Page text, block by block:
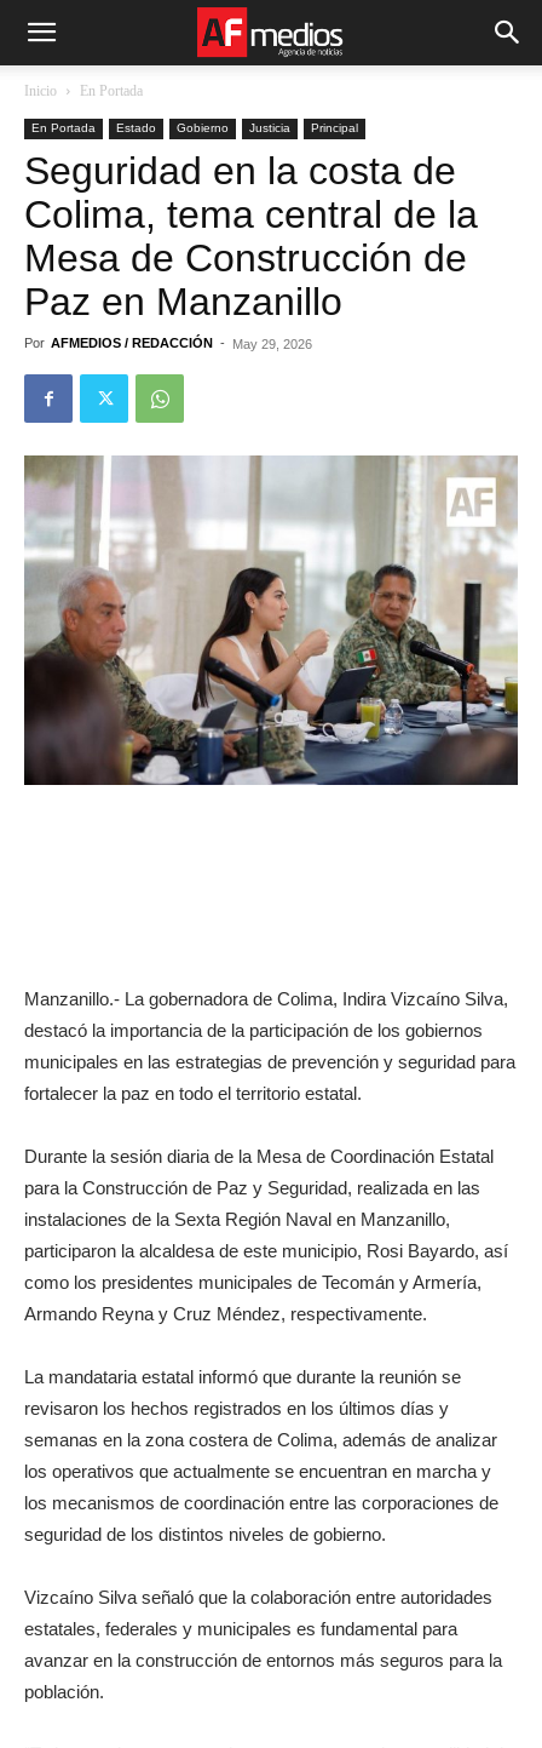
Inicio En Portada
En Portada Estado Gobierno Justicia Principal
Seguridad en la costa de
Colima, tema central de la
Mesa de Construcción de
Paz en Manzanillo
Por AFMEDIOS / REDACCIÓN - May 29, 2026
Manzanillo.- La gobernadora de Colima, Indira Vizcaíno Silva,
destacó la importancia de la participación de los gobiernos
municipales en las estrategias de prevención y seguridad para
fortalecer la paz en todo el territorio estatal.
Durante la sesión diaria de la Mesa de Coordinación Estatal
para la Construcción de Paz y Seguridad, realizada en las
instalaciones de la Sexta Región Naval en Manzanillo,
participaron la alcaldesa de este municipio, Rosi Bayardo, así
como los presidentes municipales de Tecomán y Armería,
Armando Reyna y Cruz Méndez, respectivamente.
La mandataria estatal informó que durante la reunión se
revisaron los hechos registrados en los últimos días y
semanas en la zona costera de Colima, además de analizar
los operativos que actualmente se encuentran en marcha y
los mecanismos de coordinación entre las corporaciones de
seguridad de los distintos niveles de gobierno.
Vizcaíno Silva señaló que la colaboración entre autoridades
estatales, federales y municipales es fundamental para
avanzar en la construcción de entornos más seguros para la
población.